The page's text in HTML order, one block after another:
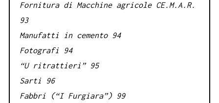
Fornitura di Macchine agricole CE.M.A.R.
93
Manufatti in cemento 94
Fotografi 94
“U ritrattieri” 95
Sarti 96
Fabbri (“I Furgiara”) 99